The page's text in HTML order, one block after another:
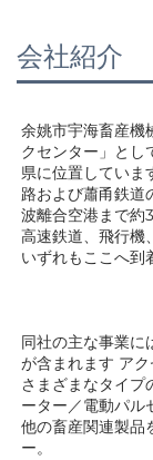
会社紹介
余姚市宇海畜産機
クセンター」とし
県に位置していま
路および蕭甬鉄道
波離合空港まで約
高速鉄道、飛行機
いずれもここへ到
同社の主な事業に
が含まれます ア
さまざまなタイプ
ーター／電動パル
他の畜産関連製品
ー。